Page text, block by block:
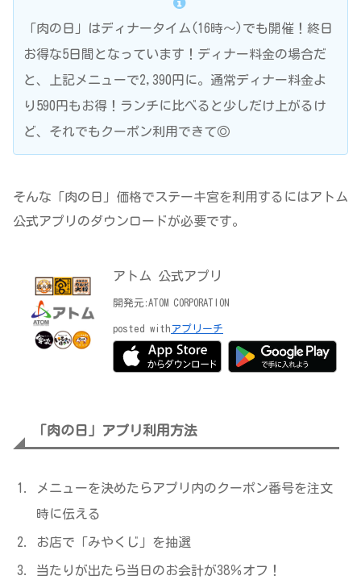
「肉の日」はディナータイム(16時～)でも開催！終日
お得な5日間となっています！ディナー料金の場合だ
と、上記メニューで2,390円に。通常ディナー料金よ
り590円もお得！ランチに比べると少しだけ上がるけ
ど、それでもクーポン利用できて◎
そんな「肉の日」価格でステーキ宮を利用するにはアトム
公式アプリのダウンロードが必要です。
アトム 公式アプリ
開発元:ATOM CORPORATION
posted withアプリーチ
「肉の日」アプリ利用方法
メニューを決めたらアプリ内のクーポン番号を注文
時に伝える
お店で「みやくじ」を抽選
当たりが出たら当日のお会計が38％オフ！